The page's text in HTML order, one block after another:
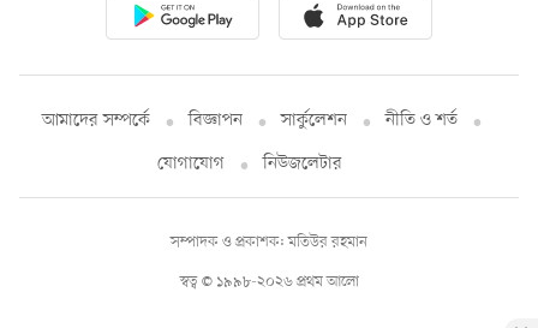
আমাদের সম্পর্কে বিজ্ঞাপন সার্কুলেশন
নীতি ও শর্ত
যোগাযোগ
নিউজলেটার
স্বত্ব © ১৯৯৮-২০২৬ প্রথম আলো
সম্পাদক ও প্রকাশক: মতিউর রহমান